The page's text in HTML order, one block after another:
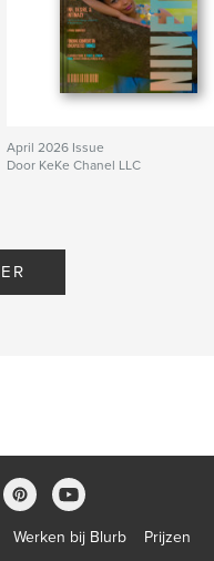
April 2026 Issue
Door KeKe Chanel LLC
Werken bij Blurb Prijzen